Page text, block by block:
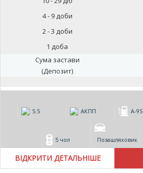
4 - 9 доби
2 - 3 доби
1 доба
Сума застави
(Депозит)
5.5 АКПП А-95
5 чол Позашляховик
ВІДКРИТИ ДЕТАЛЬНІШЕ